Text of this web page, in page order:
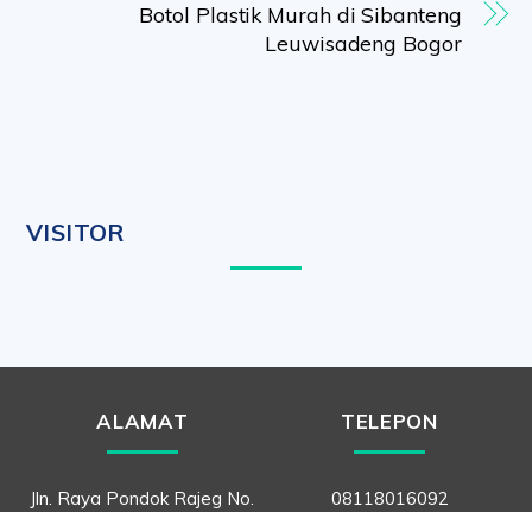
Botol Plastik Murah di Sibanteng
Leuwisadeng Bogor
VISITOR
ALAMAT
Jln. Raya Pondok Rajeg No.
TELEPON
08118016092